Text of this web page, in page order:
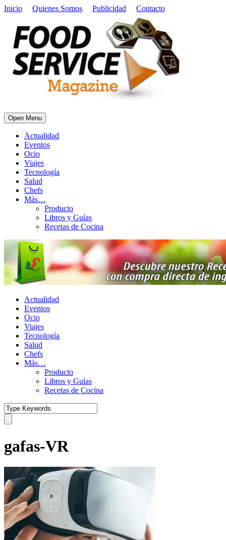
Inicio Quienes Somos Publicidad Contacto
Open Menu
Actualidad
Eventos
Ocio
Viajes
Tecnología
Salud
Chefs
Más…
Producto
Libros y Guías
Recetas de Cocina
Actualidad
Eventos
Ocio
Viajes
Tecnología
Salud
Chefs
Más…
Producto
Libros y Guías
Recetas de Cocina
gafas-VR